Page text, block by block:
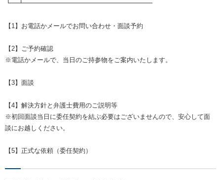
┗━┻━━━━━━━━━━━━━━━━━━━━
【1】お電話かメールでお問い合わせ・面談予約
【2】ご予約確認
※電話かメールで、当日のご持参物をご案内いたします。
【3】面談
【4】解決方針と弁護士費用のご説明等
※初回面談当日に委任契約を結ぶ必要はございませんので、安心して面
談にお越しください。
【5】正式な依頼（委任契約）